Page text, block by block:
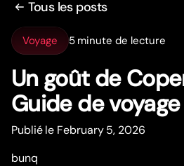
Tous les posts
Voyage 5 minute de lecture
Un goût de
Guide de voyage
Publié le February 5, 2026
bunq